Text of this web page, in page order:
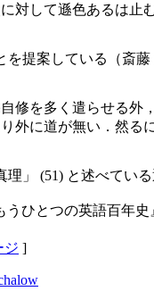
対して遜色あるは止
提案している（斎藤
修を多く遣らせる
外に道が無い．然る
」 (51) と述べてい
ひとつの英語百年史
ジ ]